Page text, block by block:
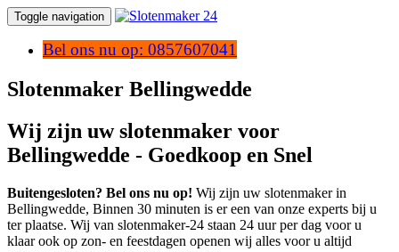
Toggle navigation
Bel ons nu op: 0857607041
Slotenmaker Bellingwedde
Wij zijn uw slotenmaker voor
Bellingwedde - Goedkoop en Snel
Buitengesloten? Bel ons nu op! Wij zijn uw slotenmaker in
Bellingwedde, Binnen 30 minuten is er een van onze experts bij u
ter plaatse. Wij van slotenmaker-24 staan 24 uur per dag voor u
klaar ook op zon- en feestdagen openen wij alles voor u altijd